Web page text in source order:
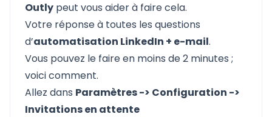
Outly peut vous aider à faire cela.
Votre réponse à toutes les questions
d’automatisation LinkedIn + e-mail.
Vous pouvez le faire en moins de 2 minutes ;
voici comment.
Allez dans Paramètres -> Configuration ->
Invitations en attente